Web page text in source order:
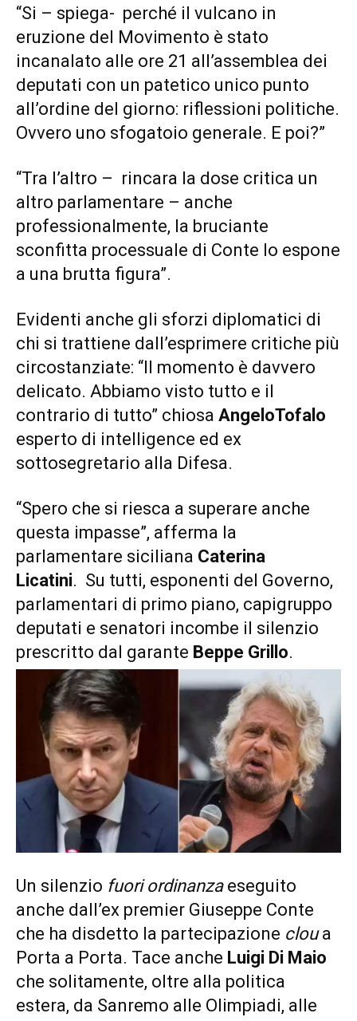
“Si – spiega- perché il vulcano in
eruzione del Movimento è stato
incanalato alle ore 21 all’assemblea dei
deputati con un patetico unico punto
all’ordine del giorno: riflessioni politiche.
Ovvero uno sfogatoio generale. E poi?”
“Tra l’altro – rincara la dose critica un
altro parlamentare – anche
professionalmente, la bruciante
sconfitta processuale di Conte lo espone
a una brutta figura”.
Evidenti anche gli sforzi diplomatici di
chi si trattiene dall’esprimere critiche più
circostanziate: “Il momento è davvero
delicato. Abbiamo visto tutto e il
contrario di tutto” chiosa AngeloTofalo
esperto di intelligence ed ex
sottosegretario alla Difesa.
“Spero che si riesca a superare anche
questa impasse”, afferma la
parlamentare siciliana Caterina
Licatini. Su tutti, esponenti del Governo,
parlamentari di primo piano, capigruppo
deputati e senatori incombe il silenzio
prescritto dal garante Beppe Grillo.
Un silenzio fuori ordinanzaeseguito
anche dall’ex premier Giuseppe Conte
che ha disdetto la partecipazione cloua
Porta a Porta. Tace anche Luigi Di Maio
che solitamente, oltre alla politica
estera, da Sanremo alle Olimpiadi, alle